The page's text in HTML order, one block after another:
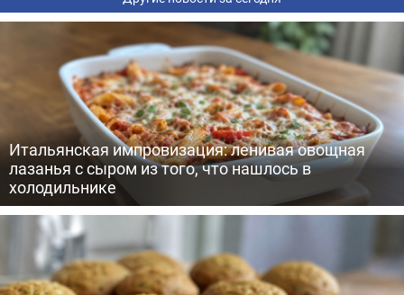
Итальянская импровизация: ленивая овощная
лазанья с сыром из того, что нашлось в
холодильнике